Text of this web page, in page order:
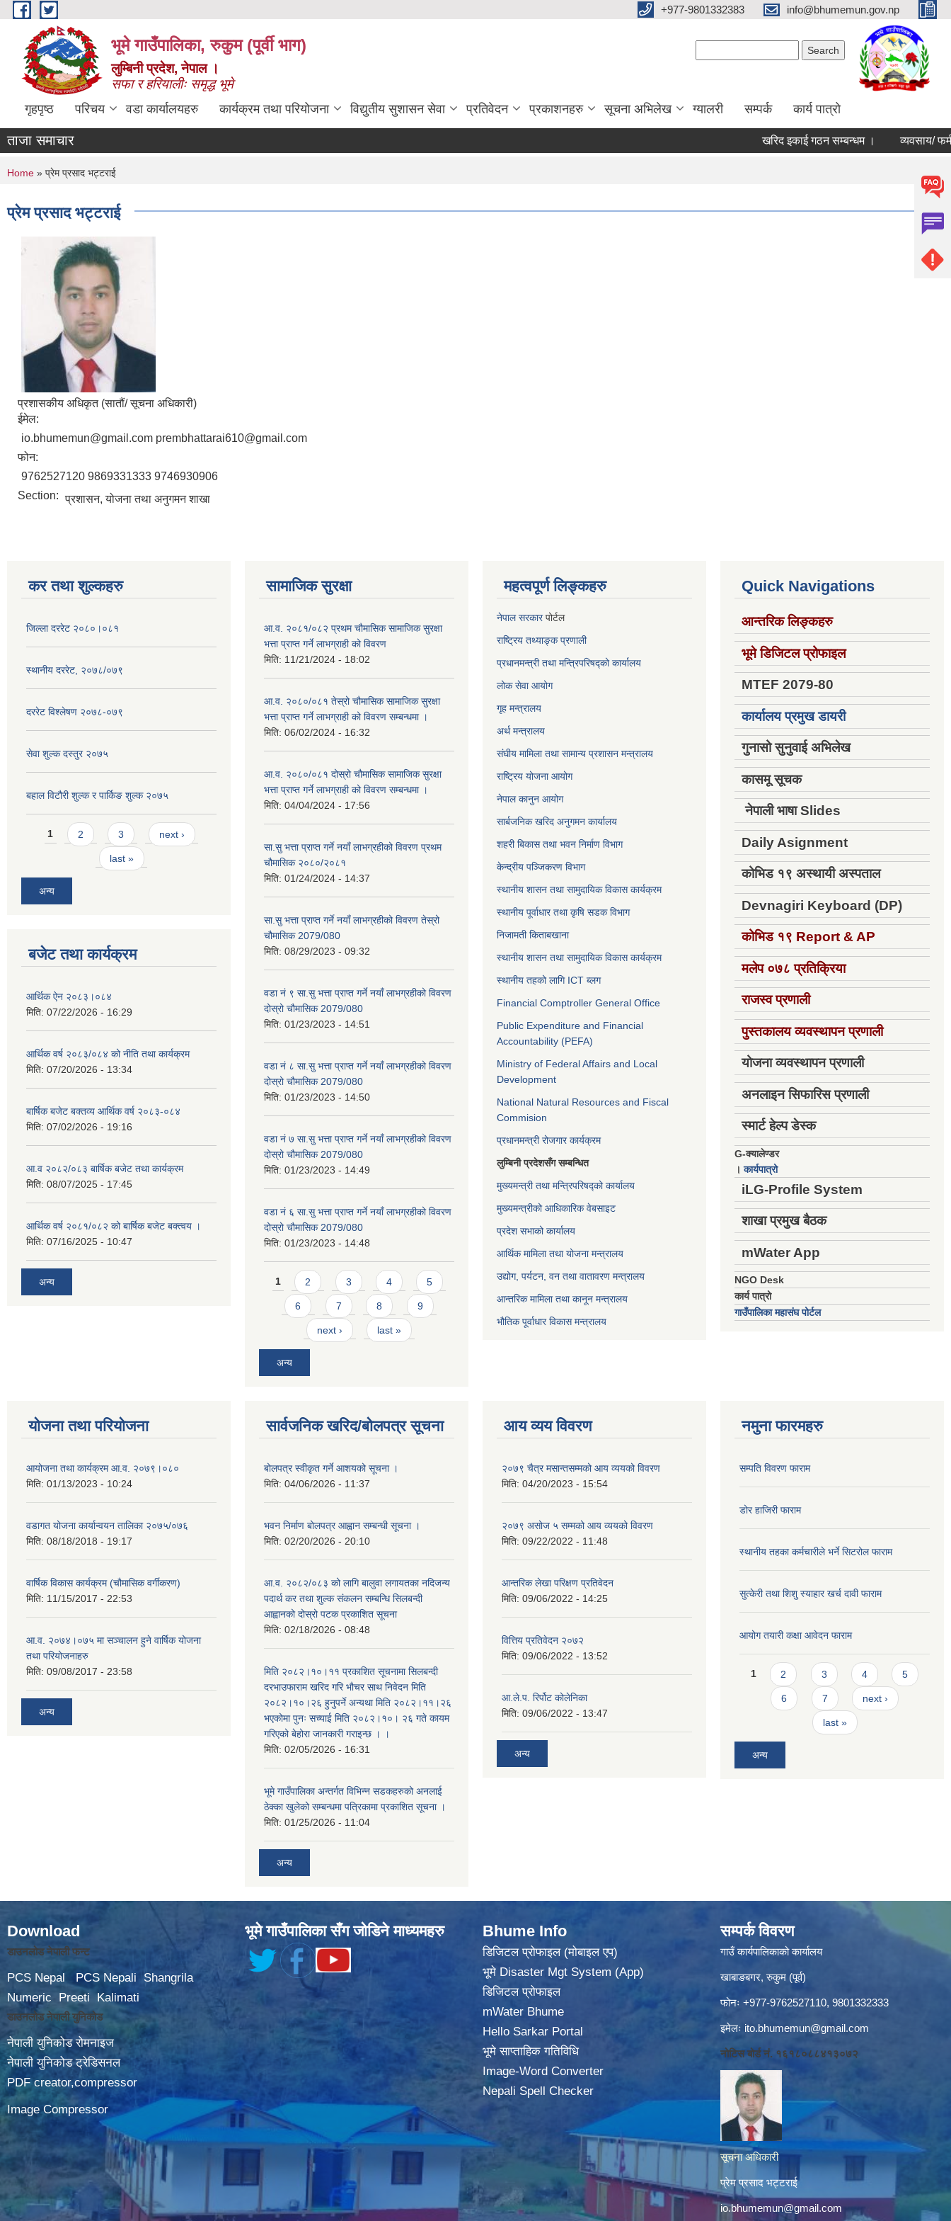
Skip to main content +977-9801332383 info@bhumemun.gov.np
भूमे गाउँपालिका, रुकुम (पूर्वी भाग)
लुम्बिनी प्रदेश, नेपाल ।
सफा र हरियालीः समृद्ध भूमे
गृहपृष्ठ परिचय वडा कार्यालयहरु कार्यक्रम तथा परियोजना विद्युतीय सुशासन सेवा प्रतिवेदन प्रकाशनहरु सूचना अभिलेख ग्यालरी सम्पर्क कार्य पात्रो
ताजा समाचार खरिद इकाई गठन सम्बन्धम । व्यवसाय/ फर्म/
You are here
Home » प्रेम प्रसाद भट्टराई
प्रेम प्रसाद भट्टराई
प्रशासकीय अधिकृत (सातौं/ सूचना अधिकारी)
ईमेल:
io.bhumemun@gmail.com prembhattarai610@gmail.com
फोन:
9762527120 9869331333 9746930906
Section: प्रशासन, योजना तथा अनुगमन शाखा
कर तथा शुल्कहरु
जिल्ला दररेट २०८०।०८१
स्थानीय दररेट, २०७८/०७९
दररेट विश्लेषण २०७८-०७९
सेवा शुल्क दस्तुर २०७५
बहाल विटौरी शुल्क र पार्किङ शुल्क २०७५
Pages
1 2 3 next ›
last »
अन्य
बजेट तथा कार्यक्रम
आर्थिक ऐन २०८३।०८४
मिति: 07/22/2026 - 16:29
आर्थिक वर्ष २०८३/०८४ को नीति तथा कार्यक्रम
मिति: 07/20/2026 - 13:34
बार्षिक बजेट बक्तव्य आर्थिक वर्ष २०८३-०८४
मिति: 07/02/2026 - 19:16
आ.व २०८२/०८३ बार्षिक बजेट तथा कार्यक्रम
मिति: 08/07/2025 - 17:45
आर्थिक वर्ष २०८१/०८२ को बार्षिक बजेट बक्त्वय ।
मिति: 07/16/2025 - 10:47
अन्य
सामाजिक सुरक्षा
आ.व. २०८१/०८२ प्रथम चौमासिक सामाजिक सुरक्षा
भत्ता प्राप्त गर्ने लाभग्राही को विवरण
मिति: 11/21/2024 - 18:02
आ.व. २०८०/०८१ तेस्रो चौमासिक सामाजिक सुरक्षा
भत्ता प्राप्त गर्ने लाभग्राही को विवरण सम्बन्धमा ।
मिति: 06/02/2024 - 16:32
आ.व. २०८०/०८१ दोस्रो चौमासिक सामाजिक सुरक्षा
भत्ता प्राप्त गर्ने लाभग्राही को विवरण सम्बन्धमा ।
मिति: 04/04/2024 - 17:56
सा.सु भत्ता प्राप्त गर्ने नयाँ लाभग्रहीको विवरण प्रथम
चौमासिक २०८०/२०८१
मिति: 01/24/2024 - 14:37
सा.सु भत्ता प्राप्त गर्ने नयाँ लाभग्रहीको विवरण तेस्रो
चौमासिक 2079/080
मिति: 08/29/2023 - 09:32
वडा नं ९ सा.सु भत्ता प्राप्त गर्ने नयाँ लाभग्रहीको विवरण
दोस्रो चौमासिक 2079/080
मिति: 01/23/2023 - 14:51
वडा नं ८ सा.सु भत्ता प्राप्त गर्ने नयाँ लाभग्रहीको विवरण
दोस्रो चौमासिक 2079/080
मिति: 01/23/2023 - 14:50
वडा नं ७ सा.सु भत्ता प्राप्त गर्ने नयाँ लाभग्रहीको विवरण
दोस्रो चौमासिक 2079/080
मिति: 01/23/2023 - 14:49
वडा नं ६ सा.सु भत्ता प्राप्त गर्ने नयाँ लाभग्रहीको विवरण
दोस्रो चौमासिक 2079/080
मिति: 01/23/2023 - 14:48
Pages
1 2 3 4 5
6 7 8 9
next › last »
अन्य
महत्वपूर्ण लिङ्कहरु
नेपाल सरकारपोर्टल
राष्ट्रिय तथ्याङ्क प्रणाली
प्रधानमन्त्री तथा मन्त्रिपरिषद्को कार्यालय
लोक सेवाआयोग
गृह मन्त्रालय
अर्थ मन्त्रालय
संघीय मामिला तथा सामान्य प्रशासन मन्त्रालय
राष्ट्रिय योजना आयोग
नेपाल कानुन आयोग
सार्बजनिक खरिद अनुगमन कार्यालय
शहरी बिकास तथा भवन निर्माण विभाग
केन्द्रीय पञ्जिकरण विभाग
स्थानीय शासन तथा सामुदायिक विकास कार्यक्रम
स्थानीय पूर्वाधार तथा कृषि सडक विभाग
निजामती किताबखाना
स्थानीय शासन तथा सामुदायिक विकास कार्यक्रम
स्थानीय तहको लागि ICT ब्लग
Financial Comptroller General Office
Public Expenditure and Financial
Accountability (PEFA)
Ministry of Federal Affairs and Local
Development
National Natural Resources and Fiscal
Commision
प्रधानमन्त्री रोजगार कार्यक्रम
लुम्बिनी प्रदेशसँग सम्बन्धित
मुख्यमन्त्री तथा मन्त्रिपरिषद्को कार्यालय
मुख्यमन्त्रीको आधिकारिक वेबसाइट
प्रदेश सभाको कार्यालय
आर्थिक मामिला तथा योजना मन्त्रालय
उद्योग, पर्यटन, वन तथा वातावरण मन्त्रालय
आन्तरिक मामिला तथा कानून मन्त्रालय
भौतिक पूर्वाधार विकास मन्त्रालय
Quick Navigations
आन्तरिक लिङ्कहरु
भूमे डिजिटल प्रोफाइल
MTEF 2079-80
कार्यालय प्रमुख डायरी
गुनासो सुनुवाई अभिलेख
कासमू सूचक
नेपाली भाषा Slides
Daily Asignment
कोभिड १९ अस्थायी अस्पताल
Devnagiri Keyboard (DP)
कोभिड १९ Report & AP
मलेप ०७८ प्रतिक्रिया
राजस्व प्रणाली
पुस्तकालय व्यवस्थापन प्रणाली
योजना व्यवस्थापन प्रणाली
अनलाइन सिफारिस प्रणाली
स्मार्ट हेल्प डेस्क
G-क्यालेण्डर
।कार्यपात्रो
iLG-Profile System
शाखा प्रमुख बैठक
mWater App
NGO Desk
कार्य पात्रो
गाउँपालिका महासंघ पोर्टल
योजना तथा परियोजना
आयोजना तथा कार्यक्रम आ.व. २०७९।०८०
मिति: 01/13/2023 - 10:24
वडागत योजना कार्यान्वयन तालिका २०७५/०७६
मिति: 08/18/2018 - 19:17
वार्षिक विकास कार्यक्रम (चौमासिक वर्गीकरण)
मिति: 11/15/2017 - 22:53
आ.व. २०७४।०७५ मा सञ्चालन हुने वार्षिक योजना
तथा परियोजनाहरु
मिति: 09/08/2017 - 23:58
अन्य
सार्वजनिक खरिद/बोलपत्र सूचना
बोलपत्र स्वीकृत गर्ने आशयको सूचना ।
मिति: 04/06/2026 - 11:37
भवन निर्माण बोलपत्र आह्वान सम्बन्धी सूचना ।
मिति: 02/20/2026 - 20:10
आ.व. २०८२/०८३ को लागि बालुवा लगायतका नदिजन्य
पदार्थ कर तथा शुल्क संकलन सम्बन्धि सिलबन्दी
आह्वानको दोस्रो पटक प्रकाशित सूचना
मिति: 02/18/2026 - 08:48
मिति २०८२।१०।११ प्रकाशित सूचनामा सिलबन्दी
दरभाउफाराम खरिद गरि भौचर साथ निवेदन मिति
२०८२।१०।२६ हुनुपर्ने अन्यथा मिति २०८२।११।२६
भएकोमा पुनः सच्याई मिति २०८२।१०। २६ गते कायम
गरिएको बेहोरा जानकारी गराइन्छ । ।
मिति: 02/05/2026 - 16:31
भूमे गाउँपालिका अन्तर्गत विभिन्न सडकहरुको अनलाई
ठेक्का खुलेको सम्बन्धमा पत्रिकामा प्रकाशित सूचना ।
मिति: 01/25/2026 - 11:04
अन्य
आय व्यय विवरण
२०७९ चैत्र मसान्तसम्मको आय व्ययको विवरण
मिति: 04/20/2023 - 15:54
२०७९ असोज ५ सम्मको आय व्ययको विवरण
मिति: 09/22/2022 - 11:48
आन्तरिक लेखा परिक्षण प्रतिवेदन
मिति: 09/06/2022 - 14:25
वित्तिय प्रतिवेदन २०७२
मिति: 09/06/2022 - 13:52
आ.ले.प. रिर्पोट कोलेनिका
मिति: 09/06/2022 - 13:47
अन्य
नमुना फारमहरु
सम्पति विवरण फाराम
डोर हाजिरी फाराम
स्थानीय तहका कर्मचारीले भर्ने सिटरोल फाराम
सुत्केरी तथा शिशु स्याहार खर्च दावी फाराम
आयोग तयारी कक्षा आवेदन फाराम
Pages
1 2 3 4 5
6 7 next ›
last »
अन्य
Download
डाउनलोड नेपाली फन्ट
PCS Nepal PCS Nepali
Shangrila
Numeric
Preeti Kalimati
डाउनलोड नेपाली युनिकोड
नेपाली युनिकोड रोमनाइज
नेपाली युनिकोड ट्रेडिसनल
PDF creator,compressor
Image Compressor
भूमे गाउँपालिका सँग जोडिने माध्यमहरु Bhume Info
डिजिटल प्रोफाइल (मोबाइल एप)
भूमे Disaster Mgt System (App)
डिजिटल प्रोफाइल
mWater Bhume
Hello Sarkar Portal
भूमे साप्ताहिक गतिविधि
Image-Word Converter
Nepali Spell Checker
सम्पर्क विवरण
गाउँ कार्यपालिकाको कार्यालय
खाबाङबगर, रुकुम (पूर्व)
फोनः +977-9762527110, 9801332333
इमेलः ito.bhumemun@gmail.com
नोटिस बोर्ड नं. १६१८०८८४१३०७२
सूचना अधिकारी
प्रेम प्रसाद भट्टराई
io.bhumemun@gmail.com